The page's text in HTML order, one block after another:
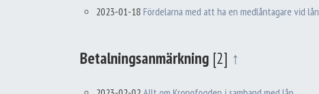
2023-01-18 Fördelarna med att ha en medlåntagare vid lån
Betalningsanmärkning [2] ↑